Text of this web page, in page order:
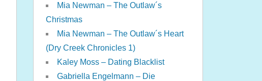
Mia Newman – The Outlaw´s
Christmas
Mia Newman – The Outlaw´s Heart
(Dry Creek Chronicles 1)
Kaley Moss – Dating Blacklist
Gabriella Engelmann – Die